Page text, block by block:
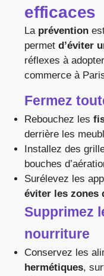
efficaces
La prévention
permet d’éviter
réflexes à
commerce à
Fermez
Rebouchez les
derrière les
Installez des
bouches
Surélevez les
éviter les zones
Supprimez
nourriture
Conservez les
hermétiques,